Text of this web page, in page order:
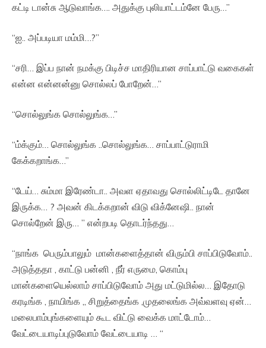
கட்டி டான்சு ஆடுவாங்க…. அதுக்கு புலியாட்டம்னே பேரு…”
“ஐ.. அப்படியா மம்மி…?”
“சரி… இப்ப நான் நமக்கு பிடிச்ச மாதிரியான சாப்பாட்டு வகைகள்
என்ன என்னன்னு சொல்லப் போறேன்…”
“சொல்லுங்க சொல்லுங்க…”
“ம்க்கும்… சொல்லுங்க ..சொல்லுங்க… சாப்பாட்டுராமி
கேக்கறாங்க…”
“டேய்… சும்மா இரேண்டா.. அவள ஏதாவது சொல்லிட்டிடே தானே
இருக்க… ? அவன் கிடக்கறான் விடு விக்னேஷி.. நான்
சொல்றேன் இரு… ” என்றபடி தொடர்ந்தது…
“நாங்க பெரும்பாலும் மான்களைத்தான் விரும்பி சாப்பிடுவோம்..
அடுத்ததா , காட்டு பன்னி , நீர் எருமை, கொம்பு
மான்களையெல்லாம் சாப்பிடுவோம் அது மட்டுமில்ல… இதோடு
கரடிங்க , நாயிங்க ,, சிறுத்தைங்க ,முதலைங்க அவ்வளவு ஏன்…
மலைபாம்புங்களையும் கூட விட்டு வைக்க மாட்டோம்…
வேட்டையாடிப்புடுவோம் வேட்டையாடி … “